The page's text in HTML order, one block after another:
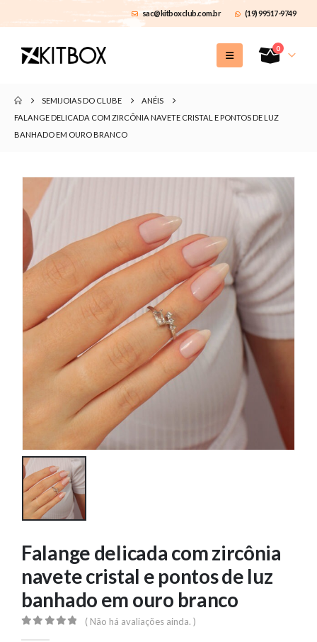
sac@kitboxclub.com.br (19) 99517-9749
0
SEMIJOIAS DO CLUBE
ANÉIS
FALANGE DELICADA COM ZIRCÔNIA NAVETE CRISTAL E PONTOS DE LUZ
BANHADO EM OURO BRANCO
Falange delicada com zircônia
navete cristal e pontos de luz
banhado em ouro branco
( Não há avaliações ainda. )